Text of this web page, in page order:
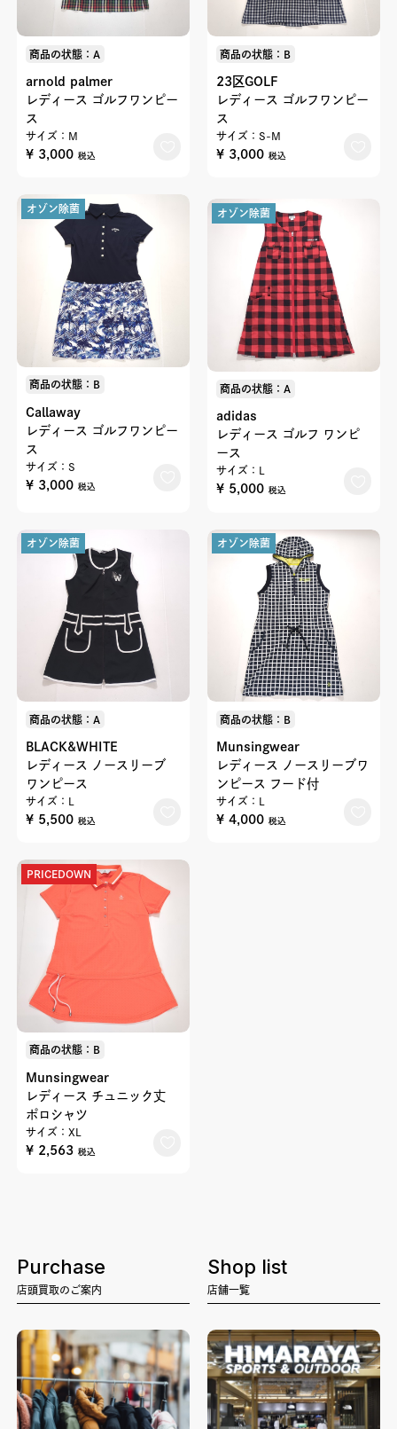
商品の状態：A
arnold palmer
レディース ゴルフワンピー
ス
サイズ：M
¥ 3,000 税込
商品の状態：B
23区GOLF
レディース ゴルフワンピー
ス
サイズ：S-M
¥ 3,000 税込
オゾン除菌
商品の状態：B
Callaway
レディース ゴルフワンピー
ス
サイズ：S
¥ 3,000 税込
オゾン除菌
商品の状態：A
adidas
レディース ゴルフ ワンピ
ース
サイズ：L
¥ 5,000 税込
オゾン除菌
商品の状態：A
BLACK&WHITE
レディース ノースリーブ
ワンピース
サイズ：L
¥ 5,500 税込
オゾン除菌
商品の状態：B
Munsingwear
レディース ノースリーブワ
ンピース フード付
サイズ：L
¥ 4,000 税込
PRICEDOWN
商品の状態：B
Munsingwear
レディース チュニック丈
ポロシャツ
サイズ：XL
¥ 2,563 税込
Purchase
店頭買取のご案内
Shop list
店舗一覧